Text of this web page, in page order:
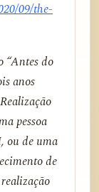
09/the-
“Antes do
anos
pessoa
ou de uma
de